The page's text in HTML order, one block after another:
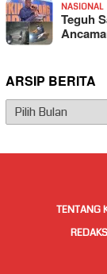
NASIONAL
Teguh
ARSIP BERITA
Arsip
Berita
TENTANG